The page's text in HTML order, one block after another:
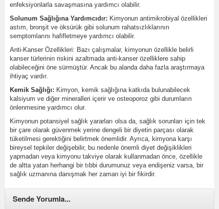
enfeksiyonlarla savaşmasına yardımcı olabilir.
Solunum Sağlığına Yardımcıdır: Kimyonun antimikrobiyal özellikleri
astım, bronşit ve öksürük gibi solunum rahatsızlıklarının
semptomlarını hafifletmeye yardımcı olabilir.
Anti-Kanser Özellikleri: Bazı çalışmalar, kimyonun özellikle belirli
kanser türlerinin riskini azaltmada anti-kanser özelliklere sahip
olabileceğini öne sürmüştür. Ancak bu alanda daha fazla araştırmaya
ihtiyaç vardır.
Kemik Sağlığı: Kimyon, kemik sağlığına katkıda bulunabilecek
kalsiyum ve diğer mineralleri içerir ve osteoporoz gibi durumların
önlenmesine yardımcı olur.
Kimyonun potansiyel sağlık yararları olsa da, sağlık sorunları için tek
bir çare olarak güvenmek yerine dengeli bir diyetin parçası olarak
tüketilmesi gerektiğini belirtmek önemlidir. Ayrıca, kimyona karşı
bireysel tepkiler değişebilir, bu nedenle önemli diyet değişiklikleri
yapmadan veya kimyonu takviye olarak kullanmadan önce, özellikle
de altta yatan herhangi bir tıbbi durumunuz veya endişeniz varsa, bir
sağlık uzmanına danışmak her zaman iyi bir fikirdir.
Sende Yorumla...